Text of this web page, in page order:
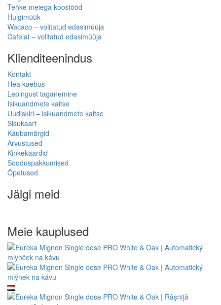
Tehke meiega koostööd
Hulgimüük
Wacaco – volitatud edasimüüja
Cafelat – volitatud edasimüüja
Klienditeenindus
Kontakt
Hea kaebus
Lepingust taganemine
Isikuandmete kaitse
Uudiskiri – isikuandmete kaitse
Sisukaart
Kaubamärgid
Arvustused
Kinkekaardid
Sooduspakkumised
Õpetused
Jälgi meid
Meie kauplused